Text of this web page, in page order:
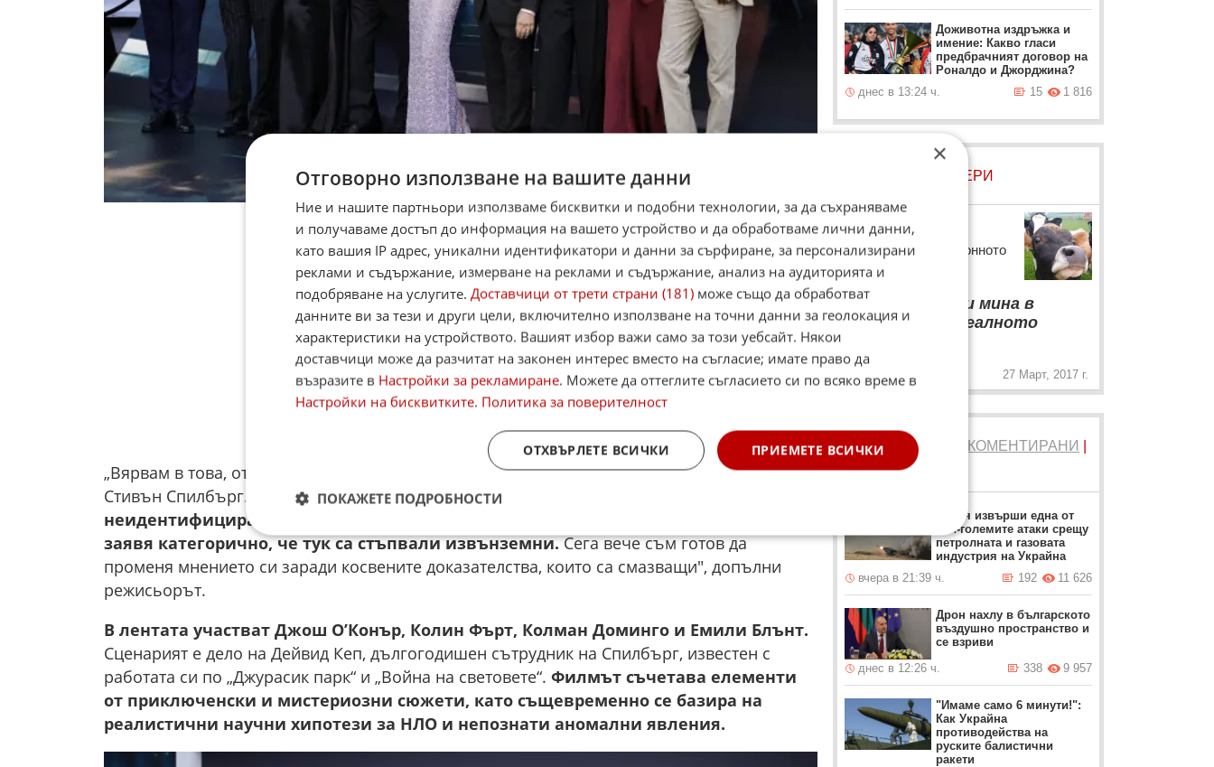
„Вярвам в това, откакто заснех „Близки срещи от третия вид“ преди 50 години“, казва
Стивън Спилбърг. „
Но винаги съм казвал: Докато не видя НЛО или
неидентифициран аномален феномен (НАФ) със собствените си очи, няма да
заявя категорично, че тук са стъпвали извънземни.Сега вече съм готов да
променя мнението си заради косвените доказателства, които са смазващи", допълни
режисьорът.
В лентата участват Джош О’Конър, Колин Фърт, Колман Доминго и Емили Блънт.
Сценарият е дело на Дейвид Кеп, дългогодишен сътрудник на Спилбърг, известен с
работата си по „Джурасик парк“ и „Война на световете“. Филмът съчетава елементи
от приключенски и мистериозни сюжети, като същевременно се базира на
реалистични научни хипотези за НЛО и непознати аномални явления.
Доживотна издръжка и
имение: Какво гласи
предбрачният договор на
Роналдо и Джорджина?
днес в 13:24 ч.
1 816
15
ЛОВЦИ НА БИСЕРИ
Фермер
Фермер в телевизионното
предаване "Бразди"
“ Животът ми мина в
търсене на идеалното
27 Март, 2017 г.
ТОП 5 ЧЕТЕНИ КОМЕНТИРАНИ
Русия извърши една от
най-големите атаки срещу
петролната и газовата
индустрия на Украйна
вчера в 21:39 ч.
11 626
192
Дрон нахлу в българското
въздушно пространство и
се взриви
днес в 12:26 ч.
9 957
338
"Имаме само 6 минути!":
Как Украйна
противодейства на
руските балистични
ракети
×
Отговорно използване на вашите данни
Ние и нашите партньори използваме бисквитки и подобни технологии, за да съхраняваме
и получаваме достъп до информация на вашето устройство и да обработваме лични данни,
като вашия IP адрес, уникални идентификатори и данни за сърфиране, за персонализирани
реклами и съдържание, измерване на реклами и съдържание, анализ на аудиторията и
подобряване на услугите. Доставчици от трети страни (181) може също да обработват
данните ви за тези и други цели, включително използване на точни данни за геолокация и
характеристики на устройството. Вашият избор важи само за този уебсайт. Някои
доставчици може да разчитат на законен интерес вместо на съгласие; имате право да
възразите в Настройки за рекламиране. Можете да оттеглите съгласието си по всяко време в
Настройки на бисквитките. Политика за поверителност
ПРИЕМЕТЕ ВСИЧКИ
ОТХВЪРЛЕТЕ ВСИЧКИ
ПОКАЖЕТЕ ПОДРОБНОСТИ